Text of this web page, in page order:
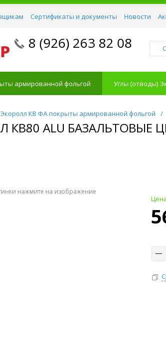
Сертификаты и документы Новости
8 (926) 263 82 08
армированной фольгой Углы (отводы)
КВ ФА покрыты армированной фольгой /
КВ80 ALU БАЗАЛЬТОВЫЕ
нажмите на изображение